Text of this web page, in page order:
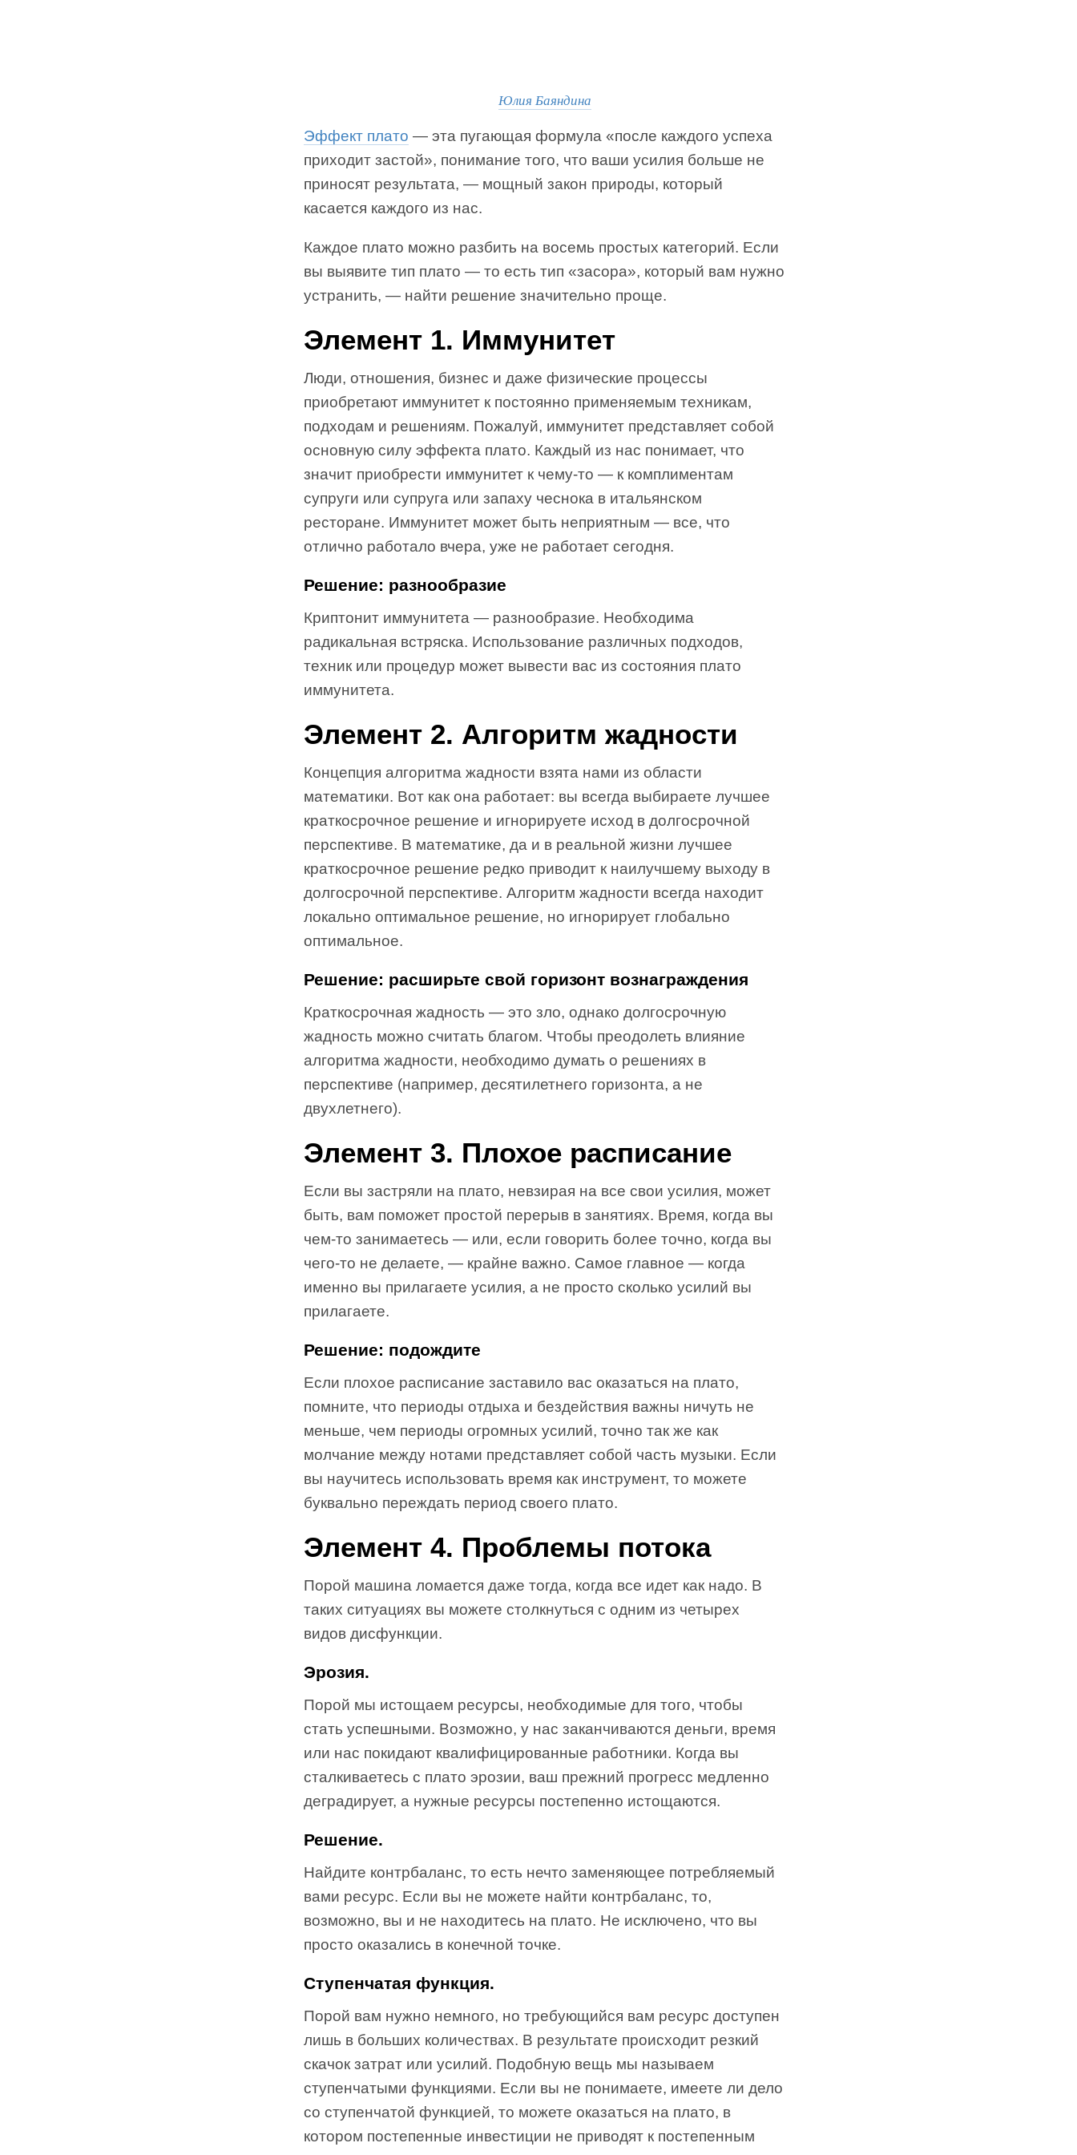
Юлия Баяндина
Эффект плато — эта пугающая формула «после каждого успеха
приходит застой», понимание того, что ваши усилия больше не
приносят результата, — мощный закон природы, который
касается каждого из нас.
Каждое плато можно разбить на восемь простых категорий. Если
вы выявите тип плато — то есть тип «засора», который вам нужно
устранить, — найти решение значительно проще.
Элемент 1. Иммунитет
Люди, отношения, бизнес и даже физические процессы
приобретают иммунитет к постоянно применяемым техникам,
подходам и решениям. Пожалуй, иммунитет представляет собой
основную силу эффекта плато. Каждый из нас понимает, что
значит приобрести иммунитет к чему-то — к комплиментам
супруги или супруга или запаху чеснока в итальянском
ресторане. Иммунитет может быть неприятным — все, что
отлично работало вчера, уже не работает сегодня.
Решение: разнообразие
Криптонит иммунитета — разнообразие. Необходима
радикальная встряска. Использование различных подходов,
техник или процедур может вывести вас из состояния плато
иммунитета.
Элемент 2. Алгоритм жадности
Концепция алгоритма жадности взята нами из области
математики. Вот как она работает: вы всегда выбираете лучшее
краткосрочное решение и игнорируете исход в долгосрочной
перспективе. В математике, да и в реальной жизни лучшее
краткосрочное решение редко приводит к наилучшему выходу в
долгосрочной перспективе. Алгоритм жадности всегда находит
локально оптимальное решение, но игнорирует глобально
оптимальное.
Решение: расширьте свой горизонт вознаграждения
Краткосрочная жадность — это зло, однако долгосрочную
жадность можно считать благом. Чтобы преодолеть влияние
алгоритма жадности, необходимо думать о решениях в
перспективе (например, десятилетнего горизонта, а не
двухлетнего).
Элемент 3. Плохое расписание
Если вы застряли на плато, невзирая на все свои усилия, может
быть, вам поможет простой перерыв в занятиях. Время, когда вы
чем-то занимаетесь — или, если говорить более точно, когда вы
чего-то не делаете, — крайне важно. Самое главное — когда
именно вы прилагаете усилия, а не просто сколько усилий вы
прилагаете.
Решение: подождите
Если плохое расписание заставило вас оказаться на плато,
помните, что периоды отдыха и бездействия важны ничуть не
меньше, чем периоды огромных усилий, точно так же как
молчание между нотами представляет собой часть музыки. Если
вы научитесь использовать время как инструмент, то можете
буквально переждать период своего плато.
Элемент 4. Проблемы потока
Порой машина ломается даже тогда, когда все идет как надо. В
таких ситуациях вы можете столкнуться с одним из четырех
видов дисфункции.
Эрозия.
Порой мы истощаем ресурсы, необходимые для того, чтобы
стать успешными. Возможно, у нас заканчиваются деньги, время
или нас покидают квалифицированные работники. Когда вы
сталкиваетесь с плато эрозии, ваш прежний прогресс медленно
деградирует, а нужные ресурсы постепенно истощаются.
Решение.
Найдите контрбаланс, то есть нечто заменяющее потребляемый
вами ресурс. Если вы не можете найти контрбаланс, то,
возможно, вы и не находитесь на плато. Не исключено, что вы
просто оказались в конечной точке.
Ступенчатая функция.
Порой вам нужно немного, но требующийся вам ресурс доступен
лишь в больших количествах. В результате происходит резкий
скачок затрат или усилий. Подобную вещь мы называем
ступенчатыми функциями. Если вы не понимаете, имеете ли дело
со ступенчатой функцией, то можете оказаться на плато, в
котором постепенные инвестиции не приводят к постепенным